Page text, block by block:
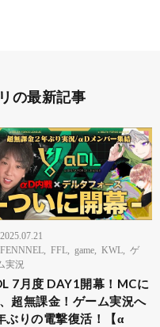
の最新記事
2025.07.21
FENNNEL
FFL game KWL
ゲ
実況
7月度 DAY1開幕！MCに
超無課金！ゲーム実況へ
ぶりの電撃復活！【α